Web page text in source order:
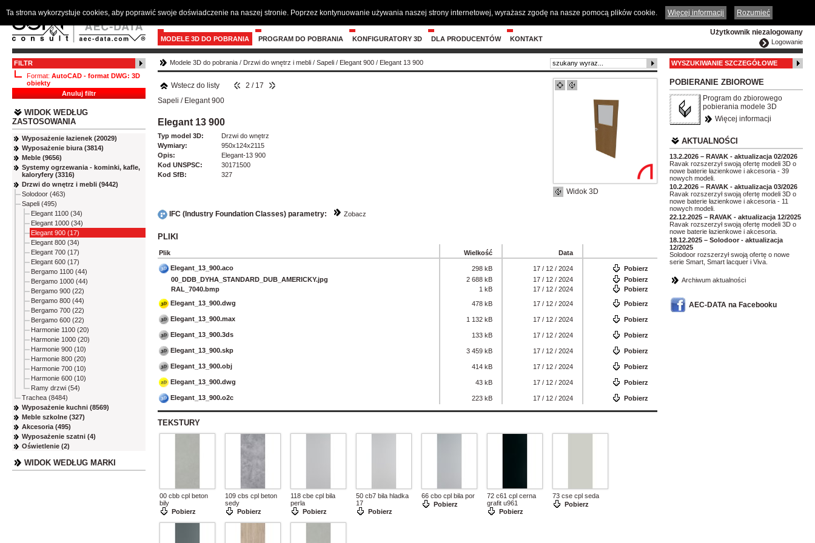
ČESKY ENGLISH DEUTSCH
Użytkownik niezalogowany
Logowanie
MODELE 3D DO POBRANIA PROGRAM DO POBRANIA KONFIGURATORY 3D DLA PRODUCENTÓW KONTAKT
FILTR
Format: AutoCAD - format DWG: 3D
obiekty
Anuluj filtr
WIDOK WEDŁUG
ZASTOSOWANIA
Wyposażenie łazienek (20029)
Wyposażenie biura (3814)
Meble (9656)
Systemy ogrzewania - kominki, kafle,
kaloryfery (3316)
Drzwi do wnętrz i mebli (9442)
Solodoor (463)
Sapeli (495)
Elegant 1100 (34)
Elegant 1000 (34)
Elegant 900 (17)
Elegant 800 (34)
Elegant 700 (17)
Elegant 600 (17)
Bergamo 1100 (44)
Bergamo 1000 (44)
Bergamo 900 (22)
Bergamo 800 (44)
Bergamo 700 (22)
Bergamo 600 (22)
Harmonie 1100 (20)
Harmonie 1000 (20)
Harmonie 900 (10)
Harmonie 800 (20)
Harmonie 700 (10)
Harmonie 600 (10)
Ramy drzwi (54)
Trachea (8484)
Wyposażenie kuchni (8569)
Meble szkolne (327)
Akcesoria (495)
Wyposażenie szatni (4)
Oświetlenie (2)
WIDOK WEDŁUG MARKI
Modele 3D do pobrania / Drzwi do wnętrz i mebli / Sapeli / Elegant 900 / Elegant 13 900
Widok 3D
Wstecz do listy
2 / 17
Sapeli / Elegant 900
Elegant 13 900
Typ model 3D:
Drzwi do wnętrz
Wymiary:
950x124x2115
Opis:
Elegant-13 900
Kod UNSPSC:
30171500
Kod SfB:
327
IFC (Industry Foundation Classes) parametry: Zobacz
PLIKI
Plik Wielkość Data
Elegant_13_900.aco 298 kB 17 / 12 / 2024
Pobierz
00_DDB_DYHA_STANDARD_DUB_AMERICKY.jpg
2 688 kB 17 / 12 / 2024
Pobierz
RAL_7040.bmp
1 kB 17 / 12 / 2024
Pobierz
Elegant_13_900.dwg
478 kB 17 / 12 / 2024 Pobierz
Elegant_13_900.max 1 132 kB 17 / 12 / 2024 Pobierz
Elegant_13_900.3ds 133 kB 17 / 12 / 2024 Pobierz
Elegant_13_900.skp 3 459 kB 17 / 12 / 2024 Pobierz
Elegant_13_900.obj 414 kB 17 / 12 / 2024 Pobierz
Elegant_13_900.dwg 43 kB 17 / 12 / 2024 Pobierz
Elegant_13_900.o2c 223 kB 17 / 12 / 2024 Pobierz
TEKSTURY
00 cbb cpl beton
bily
Pobierz
109 cbs cpl beton
sedy
Pobierz
118 cbe cpl bila
perla
Pobierz
50 cb7 bila hladka
17
Pobierz
66 cbo cpl bila por
Pobierz
72 c61 cpl cerna
grafit u961
Pobierz
73 cse cpl seda
Pobierz
WYSZUKIWANIE SZCZEGÓŁOWE
POBIERANIE ZBIOROWE
Program do zbiorowego
pobierania modele 3D
Więcej informacji
AKTUALNOŚCI
13.2.2026 – RAVAK - aktualizacja 02/2026
Ravak rozszerzył swoją ofertę modeli 3D o
nowe baterie łazienkowe i akcesoria - 39
nowych modeli.
10.2.2026 – RAVAK - aktualizacja 03/2026
Ravak rozszerzył swoją ofertę modeli 3D o
nowe baterie łazienkowe i akcesoria - 11
nowych modeli.
22.12.2025 – RAVAK - aktualizacja 12/2025
Ravak rozszerzył swoją ofertę modeli 3D o
nowe baterie łazienkowe i akcesoria.
18.12.2025 – Solodoor - aktualizacja
12/2025
Solodoor rozszerzył swoją ofertę o nowe
serie Smart, Smart lacquer i Viva.
Archiwum aktualności
AEC-DATA na Facebooku
Ta strona wykorzystuje cookies, aby poprawić swoje doświadczenie na naszej stronie. Poprzez kontynuowanie używania naszej strony internetowej, wyrażasz zgodę na nasze pomocą plików cookie. Więcej informacji Rozumieć